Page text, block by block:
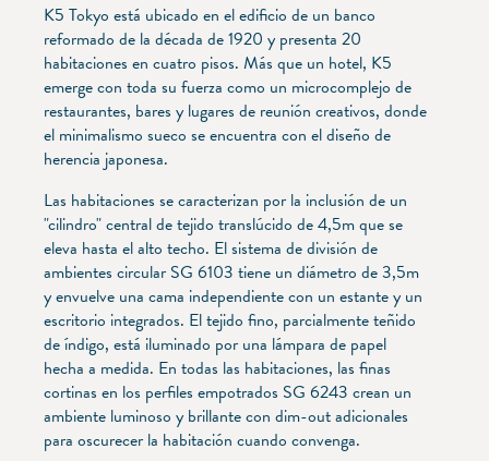
K5 Tokyo está ubicado en el edificio de un banco
reformado de la década de 1920 y presenta 20
habitaciones en cuatro pisos. Más que un hotel, K5
emerge con toda su fuerza como un microcomplejo de
restaurantes, bares y lugares de reunión creativos, donde
el minimalismo sueco se encuentra con el diseño de
herencia japonesa.
Las habitaciones se caracterizan por la inclusión de un
"cilindro" central de tejido translúcido de 4,5m que se
eleva hasta el alto techo. El sistema de división de
ambientes circular SG 6103 tiene un diámetro de 3,5m
y envuelve una cama independiente con un estante y un
escritorio integrados. El tejido fino, parcialmente teñido
de índigo, está iluminado por una lámpara de papel
hecha a medida. En todas las habitaciones, las finas
cortinas en los perfiles empotrados SG 6243 crean un
ambiente luminoso y brillante con dim-out adicionales
para oscurecer la habitación cuando convenga.